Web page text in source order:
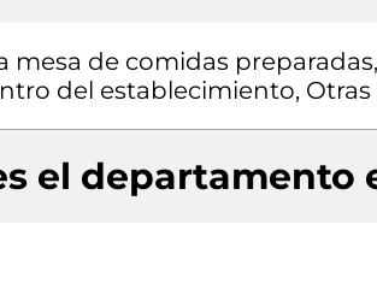
mesa de comidas
del establecimiento,
el departamento